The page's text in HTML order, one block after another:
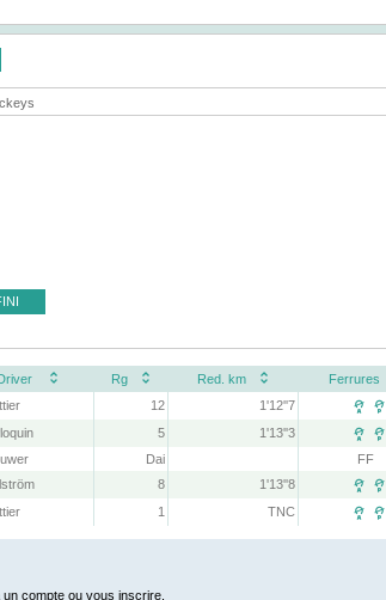
Rg Red. km Ferrures
12 1'12''7  
5 1'13''3  
Dai FF
8 1'13''8  
1 TNC  
compte ou vous inscrire.